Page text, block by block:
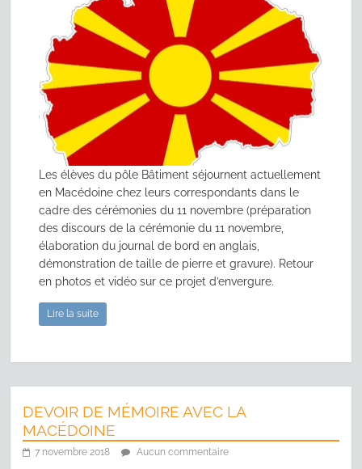
Les élèves du pôle Bâtiment séjournent actuellement
en Macédoine chez leurs correspondants dans le
cadre des cérémonies du 11 novembre (préparation
des discours de la cérémonie du 11 novembre,
élaboration du journal de bord en anglais,
démonstration de taille de pierre et gravure). Retour
en photos et vidéo sur ce projet d’envergure.
Lire la suite
DEVOIR DE MÉMOIRE AVEC LA
MACÉDOINE
7 novembre 2018 Aucun commentaire